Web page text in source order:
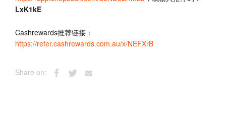
LxK1kE
Cashrewards推荐链接：
https://refer.cashrewards.com.au/x/NEFXrB
Share on: